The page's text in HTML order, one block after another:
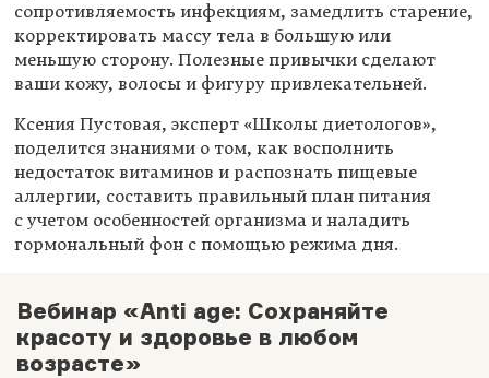
сопротивляемость инфекциям, замедлить старение,
корректировать массу тела в большую или
меньшую сторону. Полезные привычки сделают
ваши кожу, волосы и фигуру привлекательней.
Ксения Пустовая, эксперт «Школы диетологов»,
поделится знаниями о том, как восполнить
недостаток витаминов и распознать пищевые
аллергии, составить правильный план питания
с учетом особенностей организма и наладить
гормональный фон с помощью режима дня.
Вебинар «Anti age: Сохраняйте
красоту и здоровье в любом
возрасте»